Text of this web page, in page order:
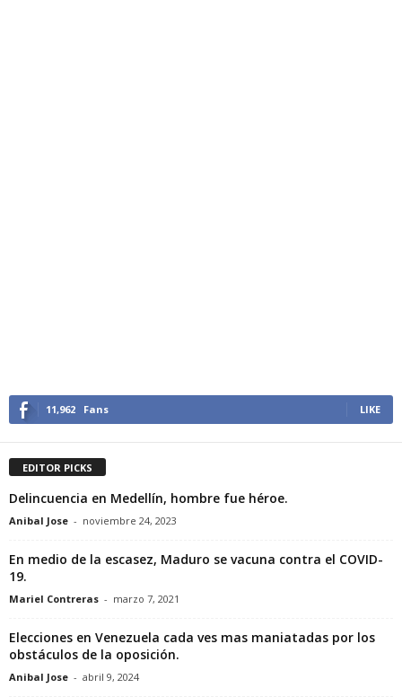
11,962 Fans LIKE
EDITOR PICKS
Delincuencia en Medellín, hombre fue héroe.
Anibal Jose - noviembre 24, 2023
En medio de la escasez, Maduro se vacuna contra el COVID-
19.
Mariel Contreras - marzo 7, 2021
Elecciones en Venezuela cada ves mas maniatadas por los
obstáculos de la oposición.
Anibal Jose - abril 9, 2024